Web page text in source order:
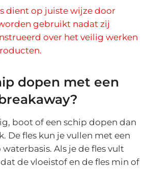
dient op juiste wijze door
gebruikt nadat zij
over het veilig werken
dopen met een
boot of een schip dopen dan
De fles kun je vullen met een
Als je de fles vult
de vloeistof en de fles min of